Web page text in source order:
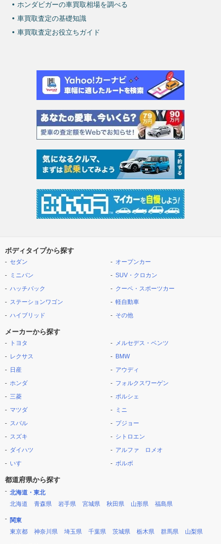
ホンダビガーの車買取相場を調べる
車買取査定の基礎知識
車買取査定お役立ちガイド
ボディタイプから探す
セダン
ミニバン
ハッチバック
ステーションワゴン
ハイブリッド
オープンカー
SUV・クロカン
クーペ・スポーツカー
軽自動車
その他
メーカーから探す
トヨタ
レクサス
日産
ホンダ
三菱
マツダ
スバル
スズキ
ダイハツ
いすゞ
メルセデス・ベンツ
BMW
アウディ
フォルクスワーゲン
ポルシェ
ミニ
プジョー
シトロエン
アルファ ロメオ
ボルボ
都道府県から探す
北海道・東北
北海道
青森県 岩手県 宮城県 秋田県 山形県 福島県
関東
東京都
神奈川県 埼玉県 千葉県 茨城県 栃木県 群馬県 山梨県